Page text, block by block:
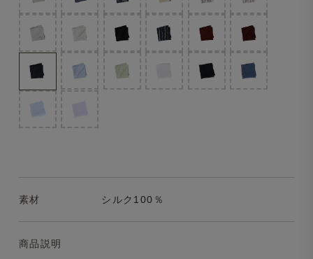
素材 シルク100％
商品説明